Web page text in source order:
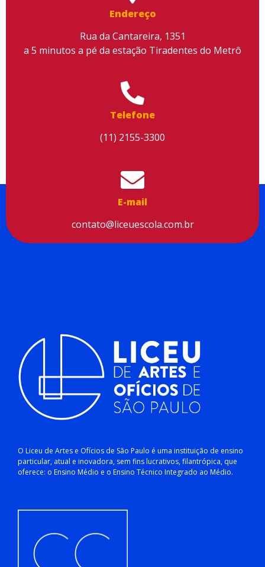
Endereço
Rua da Cantareira, 1351
a 5 minutos a pé da estação Tiradentes do Metrô
Telefone
(11) 2155-3300
E-mail
contato@liceuescola.com.br
O Liceu de Artes e Ofícios de São Paulo é uma instituição de ensino
particular, atual e inovadora, sem fins lucrativos, filantrópica, que
oferece: o Ensino Médio e o Ensino Técnico Integrado ao Médio.
Utilizamos cookies para facilitar o uso do site, personalizar o
conteúdo, melhorar o seu desempenho e proporcionar mais
segurança à sua navegação. Para saber mais, consulte nossa
Política de Privacidade